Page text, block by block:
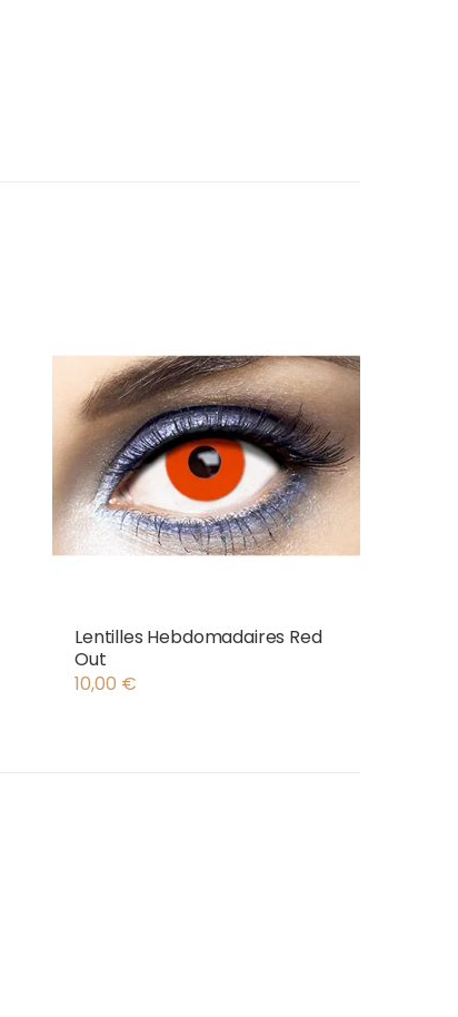
Lentilles Hebdomadaires Red
Out
10,00 €